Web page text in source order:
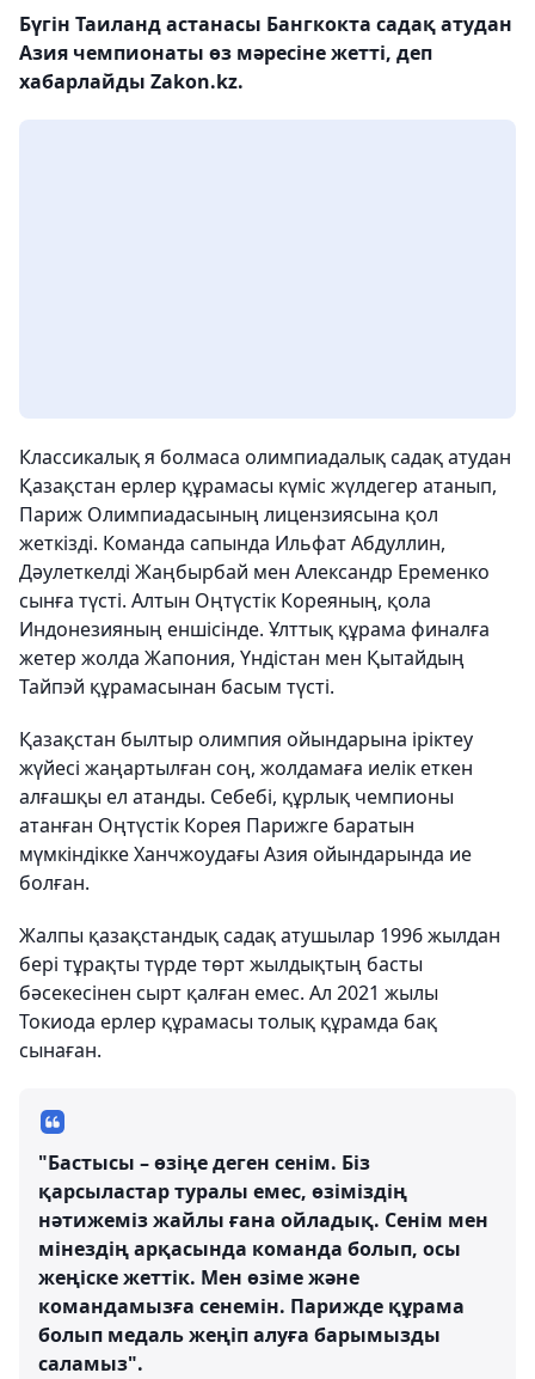
Бүгін Таиланд астанасы Бангкокта садақ атудан
Азия чемпионаты өз мәресіне жетті, деп
хабарлайды Zakon.kz.
Классикалық я болмаса олимпиадалық садақ атудан
Қазақстан ерлер құрамасы күміс жүлдегер атанып,
Париж Олимпиадасының лицензиясына қол
жеткізді. Команда сапында Ильфат Абдуллин,
Дәулеткелді Жаңбырбай мен Александр Еременко
сынға түсті. Алтын Оңтүстік Кореяның, қола
Индонезияның еншісінде. Ұлттық құрама финалға
жетер жолда Жапония, Үндістан мен Қытайдың
Тайпэй құрамасынан басым түсті.
Қазақстан былтыр олимпия ойындарына іріктеу
жүйесі жаңартылған соң, жолдамаға иелік еткен
алғашқы ел атанды. Себебі, құрлық чемпионы
атанған Оңтүстік Корея Парижге баратын
мүмкіндікке Ханчжоудағы Азия ойындарында ие
болған.
Жалпы қазақстандық садақ атушылар 1996 жылдан
бері тұрақты түрде төрт жылдықтың басты
бәсекесінен сырт қалған емес. Ал 2021 жылы
Токиода ерлер құрамасы толық құрамда бақ
сынаған.
"Бастысы – өзіңе деген сенім. Біз
қарсыластар туралы емес, өзіміздің
нәтижеміз жайлы ғана ойладық. Сенім мен
мінездің арқасында команда болып, осы
жеңіске жеттік. Мен өзіме және
командамызға сенемін. Парижде құрама
болып медаль жеңіп алуға барымызды
саламыз".